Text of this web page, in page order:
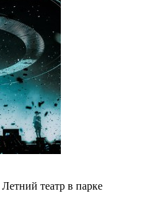
Летний театр в парке